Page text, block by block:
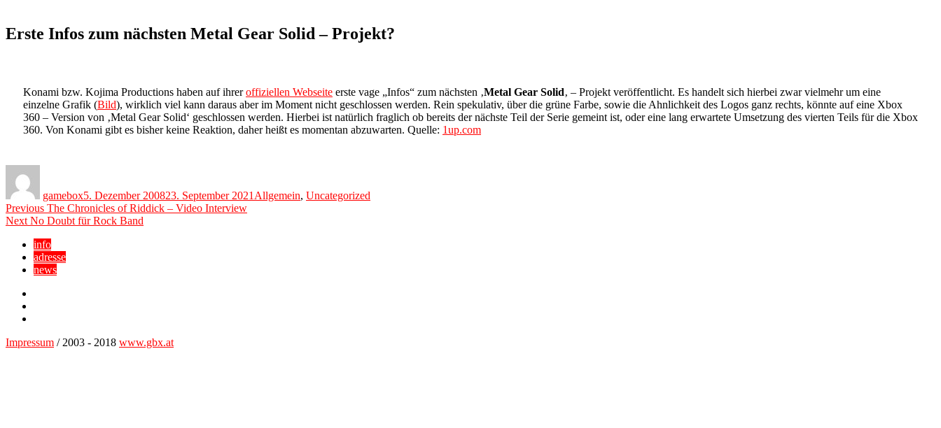
Erste Infos zum nächsten Metal Gear Solid – Projekt?
Konami bzw. Kojima Productions haben auf ihreroffiziellen Webseite erste vage „Infos“ zum nächsten ‚Metal Gear Solid‚ – Projekt veröffentlicht. Es handelt sich hierbei zwar vielmehr um eine
einzelne Grafik (Bild), wirklich viel kann daraus aber im Moment nicht geschlossen werden. Rein spekulativ, über die grüne Farbe, sowie die Ahnlichkeit des Logos ganz rechts, könnte auf eine Xbox
360 – Version von ‚Metal Gear Solid‘ geschlossen werden. Hierbei ist natürlich fraglich ob bereits der nächste Teil der Serie gemeint ist, oder eine lang erwartete Umsetzung des vierten Teils für die Xbox
360. Von Konami gibt es bisher keine Reaktion, daher heißt es momentan abzuwarten. Quelle: 1up.com
gamebox5. Dezember 200823. September 2021 Allgemein, Uncategorized
Beitragsnavigation
Previous Previous
post:
The Chronicles of Riddick – Video Interview
Next Next
No Doubt für Rock Band
info
adresse
news
Impressum / 2003 - 2018 www.gbx.at